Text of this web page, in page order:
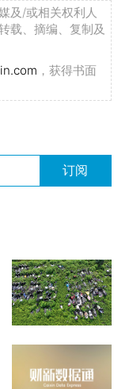
及/或相关权利人
载、摘编、复制及
，获得书面
订阅